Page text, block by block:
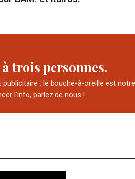
trois personnes.
publicitaire : le bouche-à-oreille est notre
l'info, parlez de nous !